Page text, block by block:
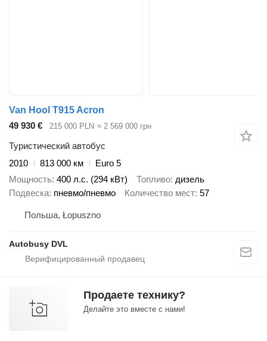
Van Hool T915 Acron
49 930 €
215 000 PLN ≈ 2 569 000 грн
Туристический автобус
2010
813 000 км
Euro 5
Мощность 400 л.с. (294 кВт) Топливо дизель
Подвеска пневмо/пневмо Количество мест 57
Польша, Łopuszno
Autobusy DVL
Продаете технику?
Делайте это вместе с нами!